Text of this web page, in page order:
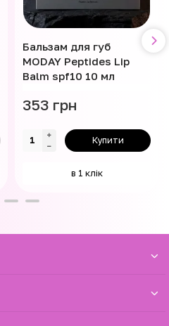
Бальзам для губ
MODAY Peptides Lip
Balm spf10 10 мл
353 грн
Купити
в 1 клік